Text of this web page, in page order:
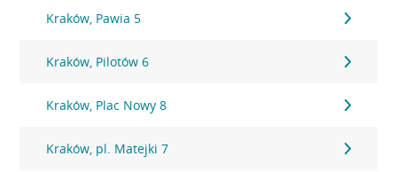
Kraków, Pawia 5
Kraków, Pilotów 6
Kraków, Plac Nowy 8
Kraków, pl. Matejki 7